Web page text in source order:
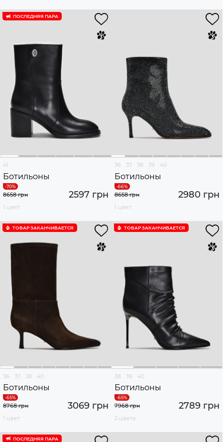
ПОСЛЕДНЯЯ ПАРА
41
Ботильоны
2597 грн
8658 грн
1 цвет
36 37 38 39 40
Ботильоны
2980 грн
8658 грн
1 цвет
ТОВАР ЗАКАНЧИВАЕТСЯ
36 37 38 40
Ботильоны
3069 грн
8768 грн
1 цвет
ТОВАР ЗАКАНЧИВАЕТСЯ
38 39 40
Ботильоны
2789 грн
7968 грн
2 цвета
ПОСЛЕДНЯЯ ПАРА